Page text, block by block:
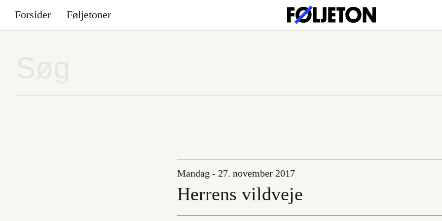
Forsider Føljetoner
Mandag - 27. november 2017
Herrens vildveje